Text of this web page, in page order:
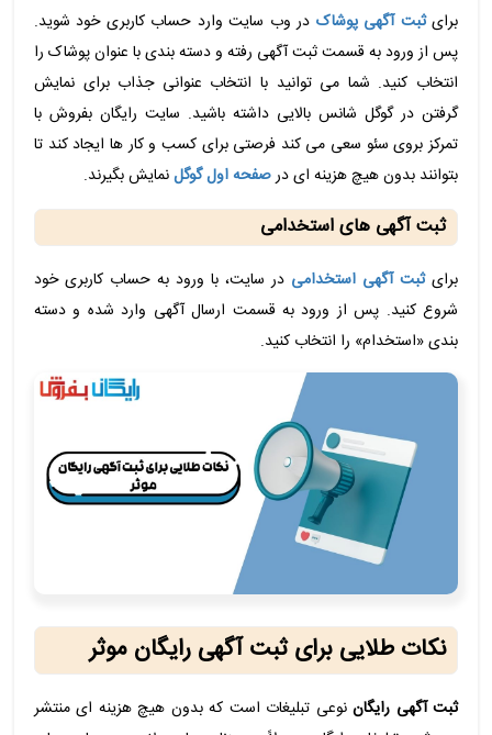
برایثبت آگهی پوشاک در وب سایت وارد حساب کاربری خود شوید.
پس از ورود به قسمت ثبت آگهی رفته و دسته بندی با عنوان پوشاک را
انتخاب کنید. شما می توانید با انتخاب عنوانی جذاب برای نمایش
گرفتن در گوگل شانس بالایی داشته باشید. سایت رایگان بفروش با
تمرکز بروی سئو سعی می کند فرصتی برای کسب و کار ها ایجاد کند تا
بتوانند بدون هیچ هزینه ای درصفحه اول گوگلنمایش بگیرند.
ثبت آگهی های استخدامی
برایثبت آگهی استخدامی در سایت، با ورود به حساب کاربری خود
شروع کنید. پس از ورود به قسمت ارسال آگهی وارد شده و دسته
بندی «استخدام» را انتخاب کنید.
نکات طلایی برای ثبت آگهی رایگان موثر
ثبت آگهی رایگاننوعی تبلیغات است که بدون هیچ هزینه ای منتشر